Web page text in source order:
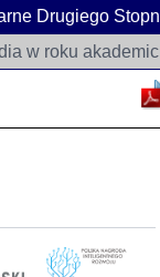
Drugiego
w roku